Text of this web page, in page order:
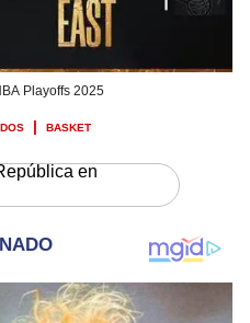
Playoffs 2025
BASKET
en